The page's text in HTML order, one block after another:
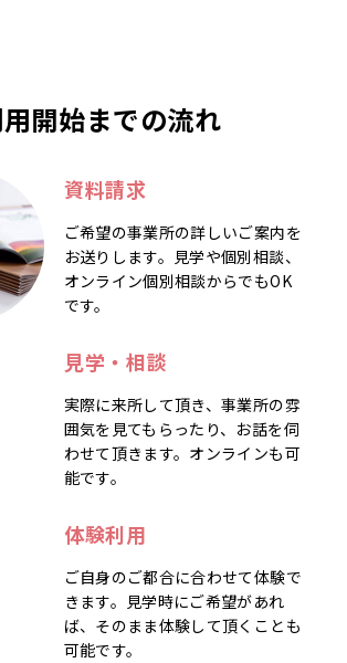
開始までの流れ
資料請求
ご希望の事業所の詳しいご案内を
お送りします。見学や個別相談、
オンライン個別相談からでもOK
です。
見学・相談
実際に来所して頂き、事業所の雰
囲気を見てもらったり、お話を伺
わせて頂きます。オンラインも可
能です。
体験利用
ご自身のご都合に合わせて体験で
きます。見学時にご希望があれ
ば、そのまま体験して頂くことも
可能です。